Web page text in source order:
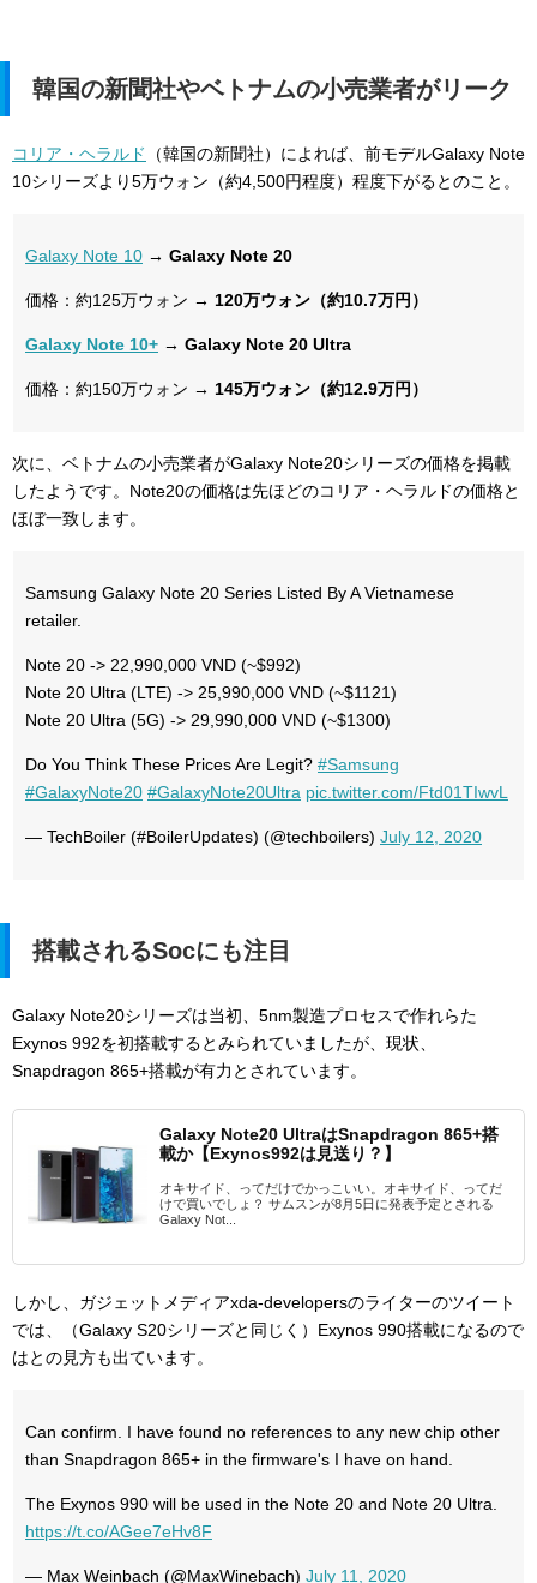
韓国の新聞社やベトナムの小売業者がリーク
コリア・ヘラルド
（韓国の新聞社）によれば、前モデルGalaxy Note
10シリーズより5万ウォン（約4,500円程度）程度下がるとのこと。
Galaxy Note 10 → Galaxy Note 20
価格：約125万ウォン → 120万ウォン（約10.7万円）
Galaxy Note 10+ → Galaxy Note 20 Ultra
価格：約150万ウォン → 145万ウォン（約12.9万円）
次に、ベトナムの小売業者がGalaxy Note20シリーズの価格を掲載
したようです。Note20の価格は先ほどのコリア・ヘラルドの価格と
ほぼ一致します。
Samsung Galaxy Note 20 Series Listed By A Vietnamese
retailer.
Note 20 -> 22,990,000 VND (~$992)
Note 20 Ultra (LTE) -> 25,990,000 VND (~$1121)
Note 20 Ultra (5G) -> 29,990,000 VND (~$1300)
Do You Think These Prices Are Legit? #Samsung
#GalaxyNote20 #GalaxyNote20Ultra pic.twitter.com/Ftd01TIwvL
— TechBoiler (#BoilerUpdates) (@techboilers) July 12, 2020
搭載されるSocにも注目
Galaxy Note20シリーズは当初、5nm製造プロセスで作れらた
Exynos 992を初搭載するとみられていましたが、現状、
Snapdragon 865+搭載が有力とされています。
Galaxy Note20 UltraはSnapdragon 865+搭
載か【Exynos992は見送り？】
オキサイド、ってだけでかっこいい。オキサイド、ってだ
けで買いでしょ？ サムスンが8月5日に発表予定とされる
Galaxy Not...
しかし、ガジェットメディアxda-developersのライターのツイート
では、（Galaxy S20シリーズと同じく）Exynos 990搭載になるので
はとの見方も出ています。
Can confirm. I have found no references to any new chip other
than Snapdragon 865+ in the firmware's I have on hand.
The Exynos 990 will be used in the Note 20 and Note 20 Ultra.
https://t.co/AGee7eHv8F
— Max Weinbach (@MaxWinebach) July 11, 2020